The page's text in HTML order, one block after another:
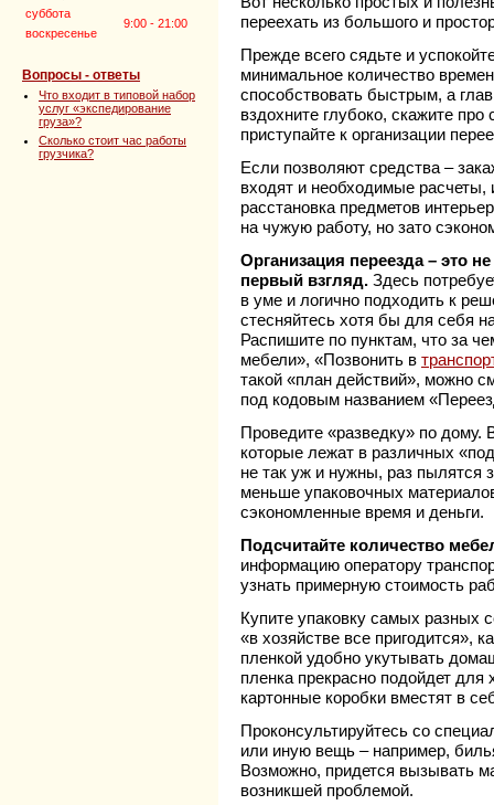
суббота
9:00 - 21:00
воскресенье
Вопросы - ответы
Что входит в типовой набор
услуг «экспедирование
груза»?
Сколько стоит час работы
грузчика?
переехать из большого и
Прежде всего сядьте и
минимальное количество
способствовать быстрым, а
вздохните глубоко, скажите
приступайте к организации
Если позволяют средства –
входят и необходимые расчеты,
расстановка предметов
на чужую работу, но зато
Организация переезда – это
первый взгляд. Здесь
в уме и логично подходить к
стесняйтесь хотя бы для себя
Распишите по пунктам, что за
мебели», «Позвонить в
такой «план действий», можно
под кодовым названием
Проведите «разведку» по дому.
которые лежат в различных
не так уж и нужны, раз пылятся
меньше упаковочных
сэкономленные время и деньги.
Подсчитайте количество
информацию оператору
узнать примерную стоимость
Купите упаковку самых разных
«в хозяйстве все пригодится»,
пленкой удобно укутывать
пленка прекрасно подойдет
картонные коробки вместят в
Проконсультируйтесь со
или иную вещь – например,
Возможно, придется вызывать
возникшей проблемой.